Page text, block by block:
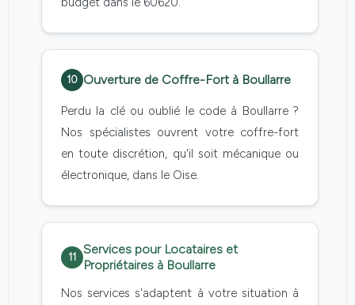
10 Ouverture de Coffre-Fort à Boullarre
Perdu la clé ou oublié le code à Boullarre ?
Nos spécialistes ouvrent votre coffre-fort
en toute discrétion, qu'il soit mécanique ou
électronique, dans le Oise.
11
Services pour Locataires et
Propriétaires à Boullarre
Nos services s'adaptent à votre situation à